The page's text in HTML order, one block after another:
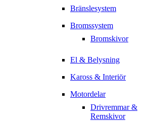
Bränslesystem
Bromssystem
Bromskivor
El & Belysning
Kaross & Interiör
Motordelar
Drivremmar &
Remskivor